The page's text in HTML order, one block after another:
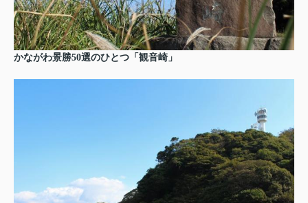
かながわ景勝50選のひとつ「観音崎」